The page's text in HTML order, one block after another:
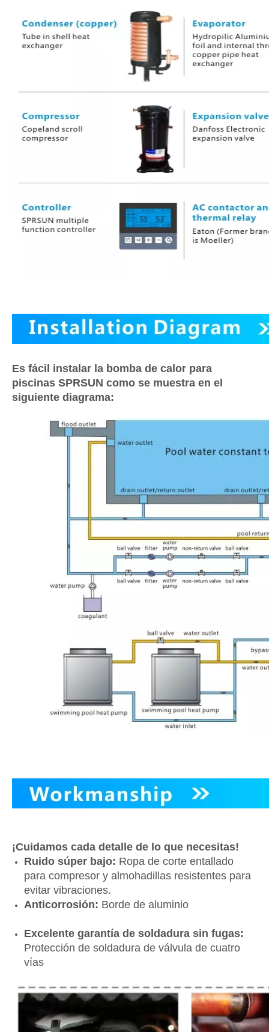
Es fácil instalar la bomba de calor para
piscinas SPRSUN como se muestra en el
siguiente diagrama:
¡Cuidamos cada detalle de lo que necesitas!
Ruido súper bajo: Ropa de corte entallado
para compresor y almohadillas resistentes para
evitar vibraciones.
Anticorrosión: Borde de aluminio
Excelente garantía de soldadura sin fugas:
Protección de soldadura de válvula de cuatro
vías